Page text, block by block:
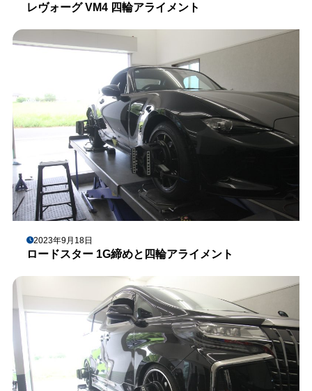
レヴォーグ VM4 四輪アライメント
2023年9月18日
ロードスター 1G締めと四輪アライメント